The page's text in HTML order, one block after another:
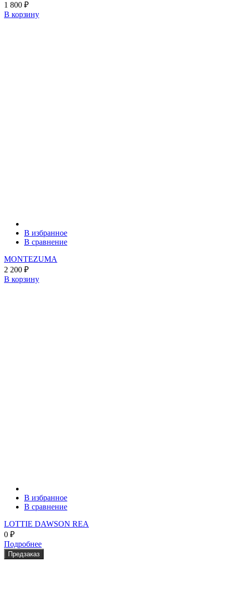
1 800 ₽
В корзину
В избранное
В сравнение
MONTEZUMA
2 200 ₽
В корзину
В избранное
В сравнение
LOTTIE DAWSON REA
0 ₽
Подробнее
Предзаказ